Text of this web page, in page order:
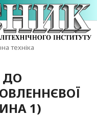
техніка
ДО
1)